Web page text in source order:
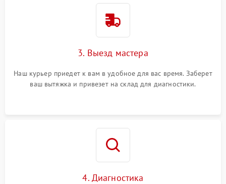
3. Выезд мастера
Наш курьер приедет к вам в удобное для вас время. Заберет
ваш вытяжка и привезет на склад для диагностики.
4. Диагностика